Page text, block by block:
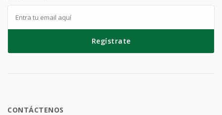
Regístrate
CONTÁCTENOS